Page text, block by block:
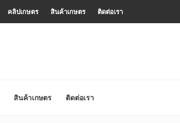
คลิปเกษตร สินค้าเกษตร ติดต่อเรา
สินค้าเกษตร ติดต่อเรา